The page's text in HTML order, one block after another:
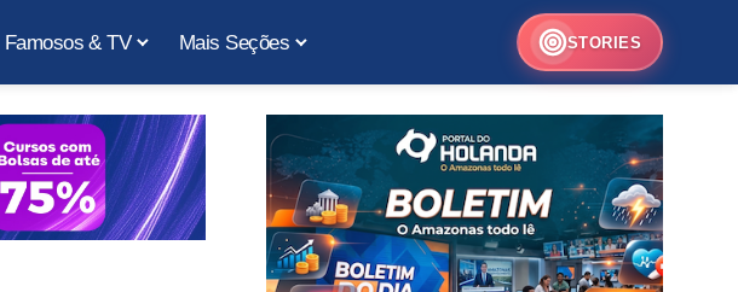
Famosos & TV Mais Seções STORIES